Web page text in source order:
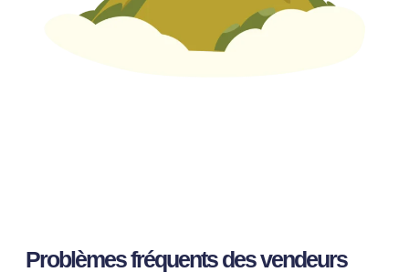
Problèmes fréquents des vendeurs